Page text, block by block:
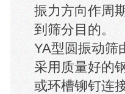
振力方向作周
到筛分目的。
YA型圆振动筛
采用质量好的
或环槽铆钉连